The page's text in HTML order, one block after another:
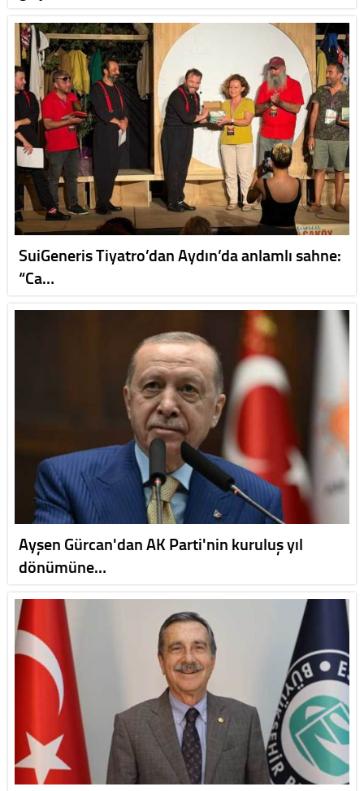
SuiGeneris Tiyatro’dan Aydın’da anlamlı sahne:
“Ca…
Ayşen Gürcan'dan AK Parti'nin kuruluş yıl
dönümüne…